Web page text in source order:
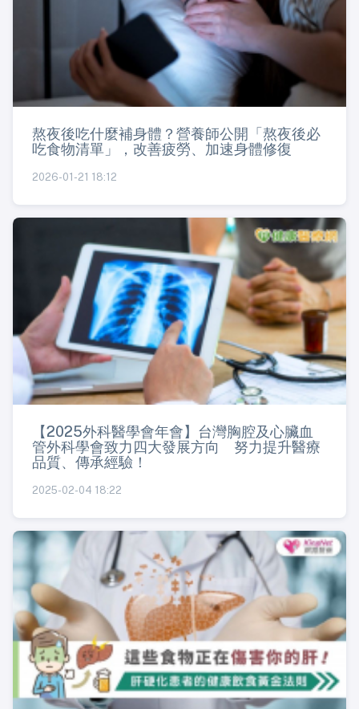
熬夜後吃什麼補身體？營養師公開「熬夜後必
吃食物清單」，改善疲勞、加速身體修復
2026-01-21 18:12
【2025外科醫學會年會】台灣胸腔及心臟血
管外科學會致力四大發展方向 努力提升醫療
品質、傳承經驗！
2025-02-04 18:22